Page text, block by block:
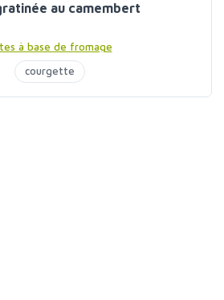
au camembert
à base de fromage
courgette